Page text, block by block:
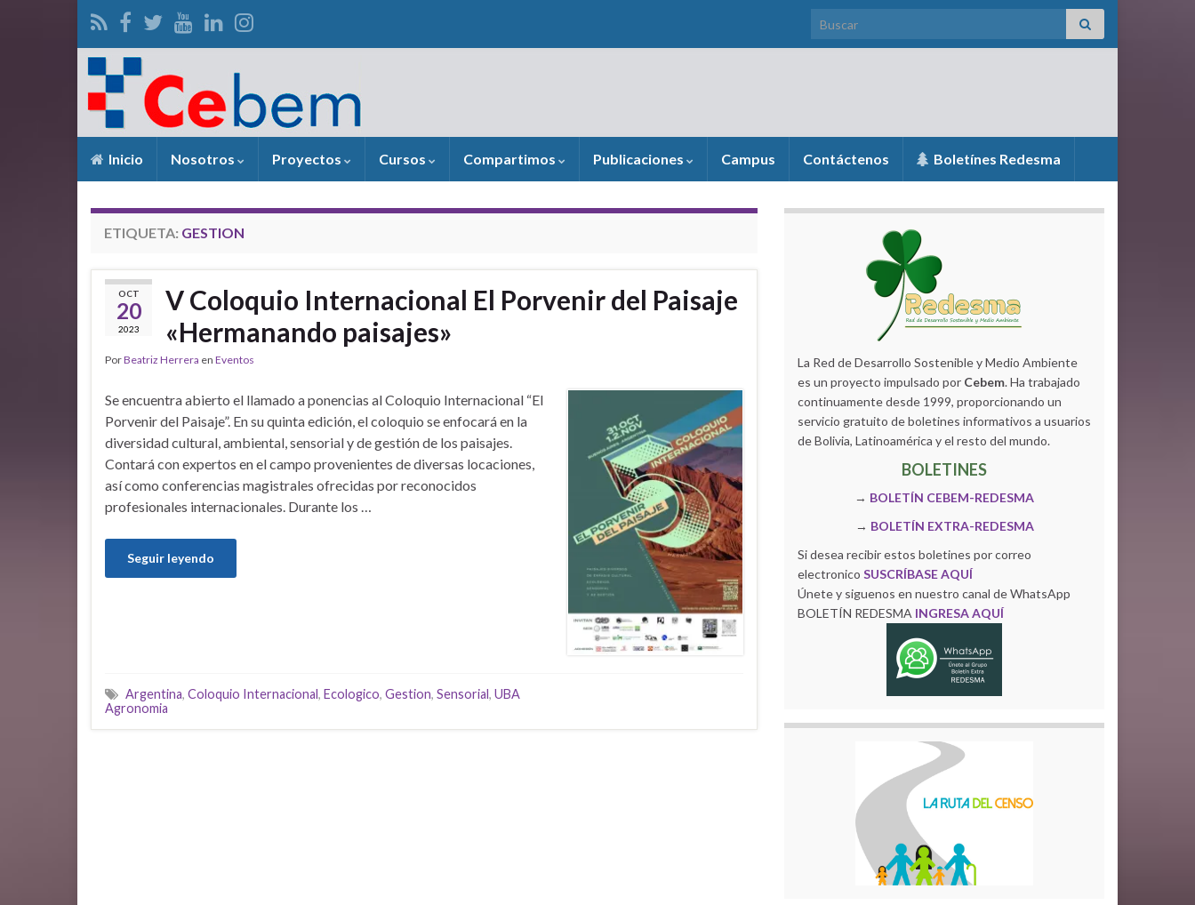
Search for:
Inicio Nosotros Proyectos Cursos Compartimos Publicaciones Campus Contáctenos Boletínes Redesma
ETIQUETA: GESTION
OCT
20
2023
V Coloquio Internacional El Porvenir del Paisaje
«Hermanando paisajes»
PorBeatriz Herrera en Eventos
Se encuentra abierto el llamado a ponencias al Coloquio Internacional “El
Porvenir del Paisaje”. En su quinta edición, el coloquio se enfocará en la
diversidad cultural, ambiental, sensorial y de gestión de los paisajes.
Contará con expertos en el campo provenientes de diversas locaciones,
así como conferencias magistrales ofrecidas por reconocidos
profesionales internacionales. Durante los …
Seguir leyendo
Argentina, Coloquio Internacional, Ecologico, Gestion, Sensorial, UBA
Agronomia
La Red de Desarrollo Sostenible y Medio Ambiente
es un proyecto impulsado por Cebem. Ha trabajado
continuamente desde 1999, proporcionando un
servicio gratuito de boletines informativos a usuarios
de Bolivia, Latinoamérica y el resto del mundo.
BOLETINES
→ BOLETÍN CEBEM-REDESMA
→ BOLETÍN EXTRA-REDESMA
Si desea recibir estos boletines por correo
electronico SUSCRÍBASE AQUÍ
Únete y siguenos en nuestro canal de WhatsApp
BOLETÍN REDESMA INGRESA AQUÍ